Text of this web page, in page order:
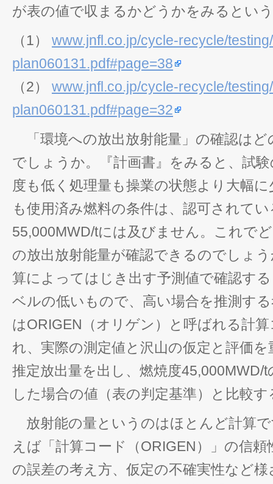
が表の値で収まるかどうかをみるとい
（1） www.jnfl.co.jp/cycle-recycle/
plan060131.pdf#page=38
（2） www.jnfl.co.jp/cycle-recycle/
plan060131.pdf#page=32
「環境への放出放射能量」の確認は
でしょうか。『計画書』をみると、試
度も低く処理量も操業の状態より大幅
も使用済み燃料の条件は、認可されて
55,000MWD/tには及びません。これで
の放出放射能量が確認できるのでしょ
算によってはじき出す予測値で確認す
ベルの低いもので、高い場合を推測す
はORIGEN（オリゲン）と呼ばれる計
れ、実際の測定値と沢山の仮定と評価
推定放出量を出し、燃焼度45,000MWD/
した場合の値（表の判定基準）と比較
放射能の量というのはほとんど計算
えば「計算コード（ORIGEN）」の信
の誤差の考え方、仮定の不確実性など